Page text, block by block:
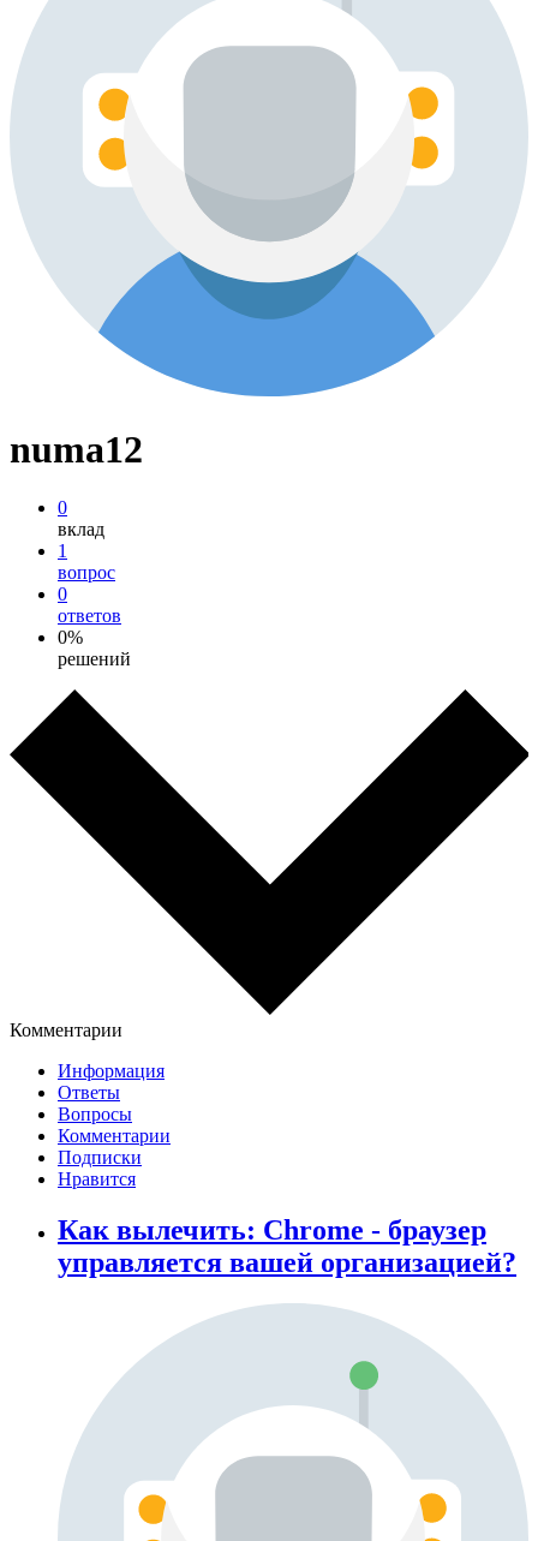
numa12
0
вклад
1
вопрос
0
ответов
0%
решений
Комментарии
Информация
Ответы
Вопросы
Комментарии
Подписки
Нравится
Как вылечить: Chrome - браузер
управляется вашей организацией?